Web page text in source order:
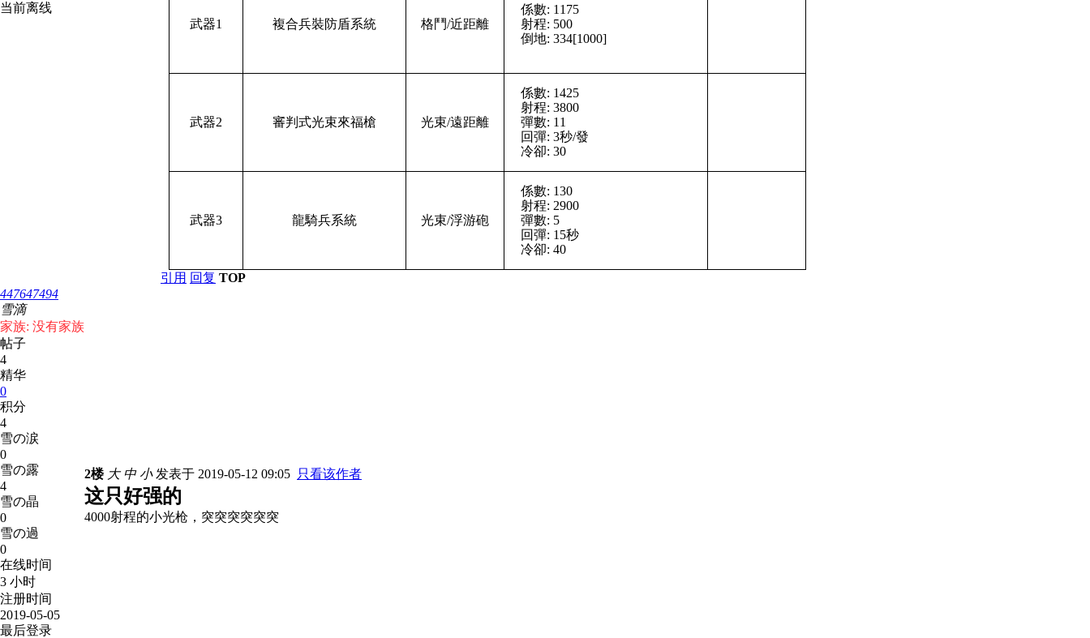
当前离线
武器1 複合兵裝防盾系統 格鬥/近距離
係數: 1175
射程: 500
倒地: 334[1000]
武器2 審判式光束來福槍 光束/遠距離
係數: 1425
射程: 3800
彈數: 11
回彈: 3秒/發
冷卻: 30
武器3 龍騎兵系統 光束/浮游砲
係數: 130
射程: 2900
彈數: 5
回彈: 15秒
冷卻: 40
引用 回复 TOP
447647494
雪滴
家族: 没有家族
帖子
4
精华
0
积分
4
雪の涙
0
雪の露
4
雪の晶
0
雪の過
0
在线时间
3 小时
注册时间
2019-05-05
最后登录
2楼 大 中 小发表于 2019-05-12 09:05 只看该作者
这只好强的
4000射程的小光枪，突突突突突突